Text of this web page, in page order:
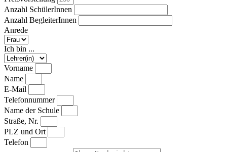
Anzahl SchülerInnen
Anzahl BegleiterInnen
Anrede
Ich bin ...
Vorname
Name
E-Mail
Telefonnummer
Name der Schule
Straße, Nr.
PLZ und Ort
Telefon